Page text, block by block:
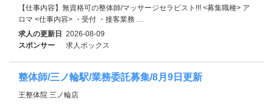
【仕事内容】無資格可の整体師/マッサージセラピスト!!! <募集職種> ア
ロマ <仕事内容> ・受付 ・接客業務 …
求人の更新日 2026-08-09
スポンサー
求人ボックス
整体師/三ノ輪駅/業務委託募集/8月9日更新
王整体院 三ノ輪店